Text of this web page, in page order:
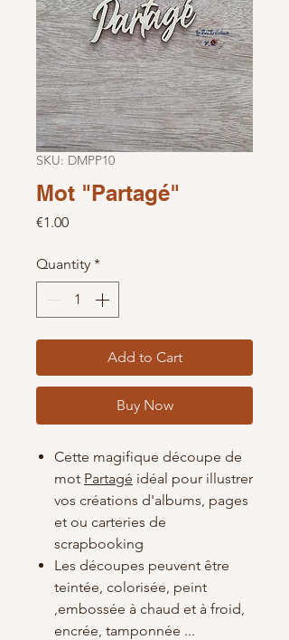
SKU: DMPP10
Mot "Partagé"
€1.00Price
Quantity *
Add to Cart
Buy Now
Cette magifique découpe de
mot Partagé idéal pour illustrer
vos créations d'albums, pages
et ou carteries de
scrapbooking
Les découpes peuvent être
teintée, colorisée, peint
,embossée à chaud et à froid,
encrée, tamponnée ...